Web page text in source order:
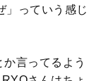
っていう感じ
言ってるよう